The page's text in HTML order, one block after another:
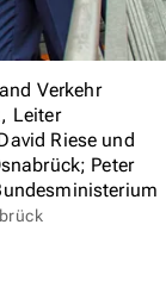
Verkehr
Leiter
Riese und
Peter